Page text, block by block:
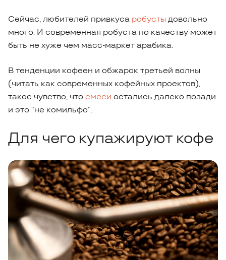
Сейчас, любителей привкуса робусты довольно
много. И современная робуста по качеству может
быть не хуже чем масс-маркет арабика.
В тенденции кофеен и обжарок третьей волны
(читать как современных кофейных проектов),
такое чувство, что смеси остались далеко позади
и это “не комильфо”.
Для чего купажируют кофе